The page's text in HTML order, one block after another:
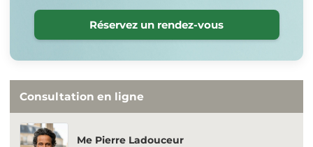
Réservez un rendez-vous
Consultation en ligne
Me Pierre Ladouceur